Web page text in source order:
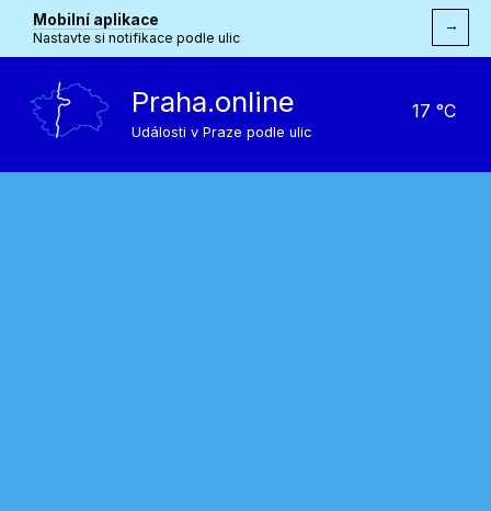
Mobilní aplikace
Nastavte si notifikace podle ulic
→
Praha.online
Události v Praze podle ulic
17 °C